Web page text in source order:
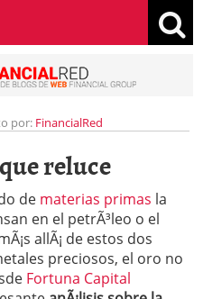
por: FinancialRed
reluce
de materias primas la
en el petrÃ³leo o el
allÃ¡ de estos dos
preciosos, el oro no
Fortuna Capital